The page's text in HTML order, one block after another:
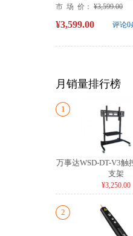
市 场 价： ¥3,599.00
评论0
¥3,599.00
月销量排行榜
1
万事达WSD-DT-V3触
支架
¥3,250.00
2